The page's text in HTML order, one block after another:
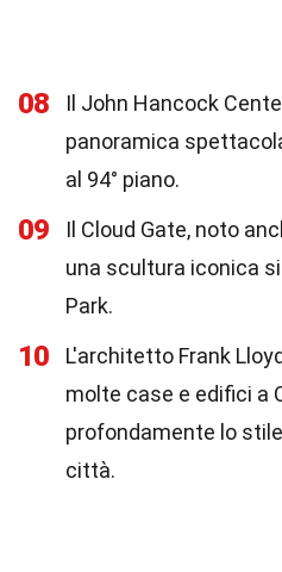
08
Il John Hancock
panoramica
al 94° piano.
09
Il Cloud Gate, noto
una scultura iconica
Park.
10
L'architetto Frank
molte case e edifici a
profondamente lo
città.